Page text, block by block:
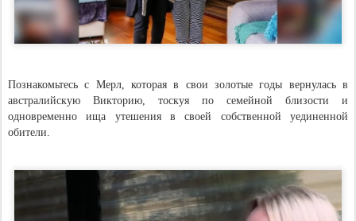
Познакомьтесь с Мерл, которая в свои золотые годы вернулась в
австралийскую Викторию, тоскуя по семейной близости и
одновременно ища утешения в своей собственной уединенной
обители.